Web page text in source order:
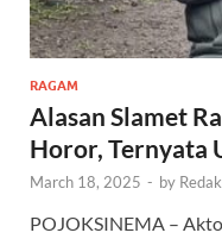
RAGAM
Alasan Slamet
Horor, Ternyata
March 18, 2025 - by
POJOKSINEMA –